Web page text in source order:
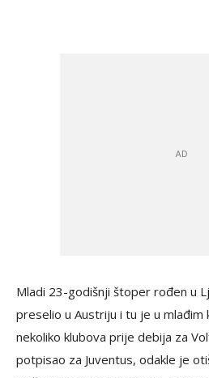
Mladi 23-godišnji štoper rođen u
preselio u Austriju i tu je u
nekoliko klubova prije debija za
potpisao za Juventus, odakle je